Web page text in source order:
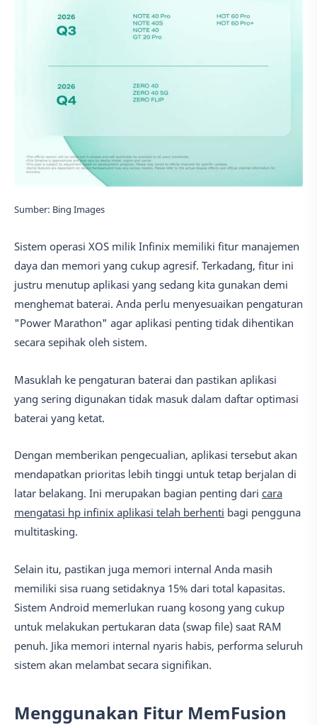
Sumber: Bing Images
Sistem operasi XOS milik Infinix memiliki fitur manajemen
daya dan memori yang cukup agresif. Terkadang, fitur ini
justru menutup aplikasi yang sedang kita gunakan demi
menghemat baterai. Anda perlu menyesuaikan pengaturan
"Power Marathon" agar aplikasi penting tidak dihentikan
secara sepihak oleh sistem.
Masuklah ke pengaturan baterai dan pastikan aplikasi
yang sering digunakan tidak masuk dalam daftar optimasi
baterai yang ketat.
Dengan memberikan pengecualian, aplikasi tersebut akan
mendapatkan prioritas lebih tinggi untuk tetap berjalan di
latar belakang. Ini merupakan bagian penting dari cara
mengatasi hp infinix aplikasi telah berhenti bagi pengguna
multitasking.
Selain itu, pastikan juga memori internal Anda masih
memiliki sisa ruang setidaknya 15% dari total kapasitas.
Sistem Android memerlukan ruang kosong yang cukup
untuk melakukan pertukaran data (swap file) saat RAM
penuh. Jika memori internal nyaris habis, performa seluruh
sistem akan melambat secara signifikan.
Menggunakan Fitur MemFusion